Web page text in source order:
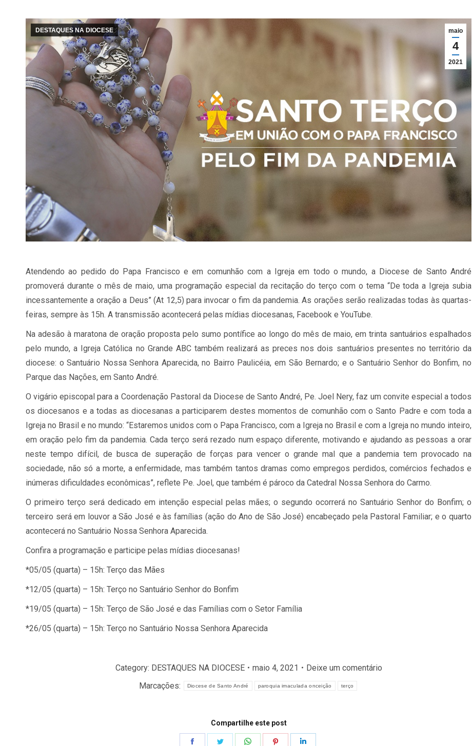
maio
4
2021
DESTAQUES NA DIOCESE
Atendendo ao pedido do Papa Francisco e em comunhão com a Igreja em todo o mundo, a Diocese de Santo André
promoverá durante o mês de maio, uma programação especial da recitação do terço com o tema “De toda a Igreja subia
incessantemente a oração a Deus” (At 12,5) para invocar o fim da pandemia. As orações serão realizadas todas às quartas-
feiras, sempre às 15h. A transmissão acontecerá pelas mídias diocesanas, Facebook e YouTube.
Na adesão à maratona de oração proposta pelo sumo pontífice ao longo do mês de maio, em trinta santuários espalhados
pelo mundo, a Igreja Católica no Grande ABC também realizará as preces nos dois santuários presentes no território da
diocese: o Santuário Nossa Senhora Aparecida, no Bairro Paulicéia, em São Bernardo; e o Santuário Senhor do Bonfim, no
Parque das Nações, em Santo André.
O vigário episcopal para a Coordenação Pastoral da Diocese de Santo André, Pe. Joel Nery, faz um convite especial a todos
os diocesanos e a todas as diocesanas a participarem destes momentos de comunhão com o Santo Padre e com toda a
Igreja no Brasil e no mundo: “Estaremos unidos com o Papa Francisco, com a Igreja no Brasil e com a Igreja no mundo inteiro,
em oração pelo fim da pandemia. Cada terço será rezado num espaço diferente, motivando e ajudando as pessoas a orar
neste tempo difícil, de busca de superação de forças para vencer o grande mal que a pandemia tem provocado na
sociedade, não só a morte, a enfermidade, mas também tantos dramas como empregos perdidos, comércios fechados e
inúmeras dificuldades econômicas”, reflete Pe. Joel, que também é pároco da Catedral Nossa Senhora do Carmo.
O primeiro terço será dedicado em intenção especial pelas mães; o segundo ocorrerá no Santuário Senhor do Bonfim; o
terceiro será em louvor a São José e às famílias (ação do Ano de São José) encabeçado pela Pastoral Familiar; e o quarto
acontecerá no Santuário Nossa Senhora Aparecida.
Confira a programação e participe pelas mídias diocesanas!
*05/05 (quarta) – 15h: Terço das Mães
*12/05 (quarta) – 15h: Terço no Santuário Senhor do Bonfim
*19/05 (quarta) – 15h: Terço de São José e das Famílias com o Setor Família
*26/05 (quarta) – 15h: Terço no Santuário Nossa Senhora Aparecida
Category: DESTAQUES NA DIOCESE maio 4, 2021
Deixe um comentário
Marcações:
Diocese de Santo André paroquia imaculada onceição terço
Compartilhe este post
Share
Share